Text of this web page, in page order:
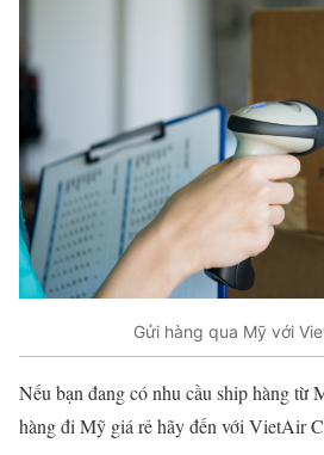
Gửi hàng qua Mỹ với
Nếu bạn đang có nhu cầu ship hàng từ
hàng đi Mỹ giá rẻ hãy đến với VietAir